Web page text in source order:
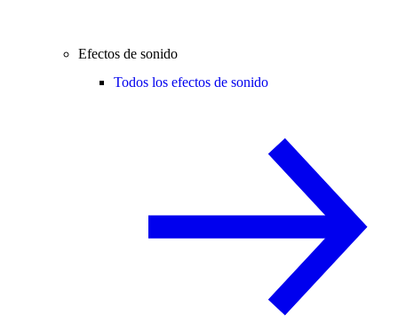
Efectos de sonido
Todos los efectos de sonido